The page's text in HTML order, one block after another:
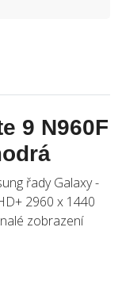
9 N960F
řady Galaxy -
2960 x 1440
zobrazení